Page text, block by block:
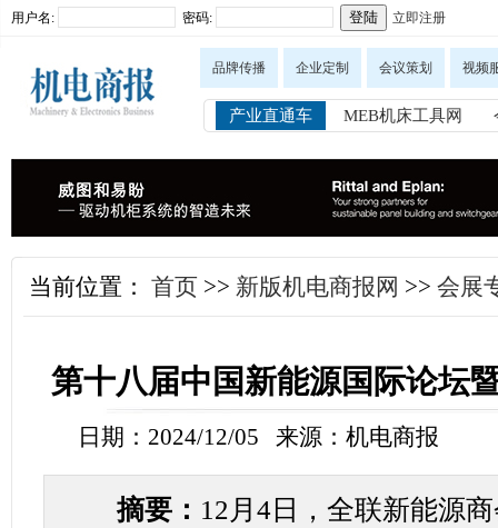
用户名: 密码: 立即注册
品牌传播 企业定制 会议策划 视频
产业直通车 MEB机床工具网
当前位置： 首页 >> 新版机电商报网 >> 会展
第十八届中国新能源国际论坛
日期：2024/12/05 来源：机电商报
摘要： 12月4日，全联新能源